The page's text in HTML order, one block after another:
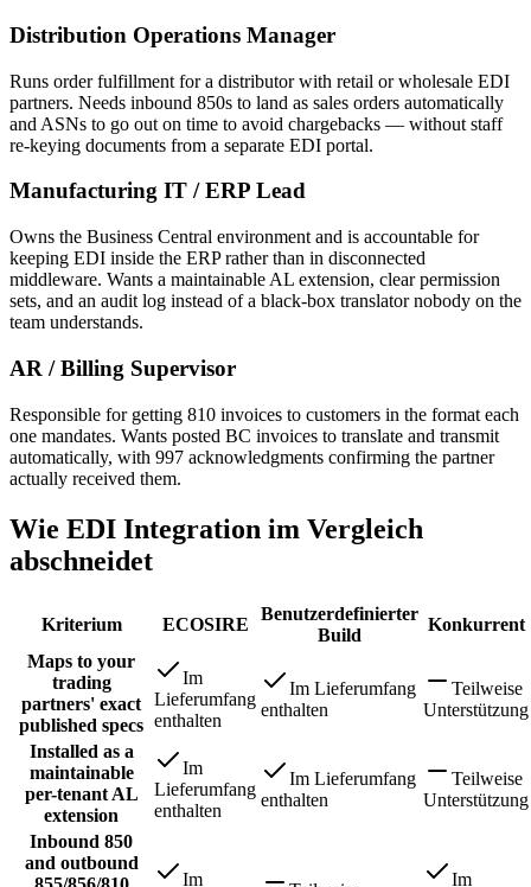
Distribution Operations Manager
Runs order fulfillment for a distributor with retail or wholesale EDI
partners. Needs inbound 850s to land as sales orders automatically
and ASNs to go out on time to avoid chargebacks — without staff
re-keying documents from a separate EDI portal.
Manufacturing IT / ERP Lead
Owns the Business Central environment and is accountable for
keeping EDI inside the ERP rather than in disconnected
middleware. Wants a maintainable AL extension, clear permission
sets, and an audit log instead of a black-box translator nobody on the
team understands.
AR / Billing Supervisor
Responsible for getting 810 invoices to customers in the format each
one mandates. Wants posted BC invoices to translate and transmit
automatically, with 997 acknowledgments confirming the partner
actually received them.
Wie EDI Integration im Vergleich
abschneidet
Kriterium ECOSIRE
Benutzerdefinierter
Build
Konkurrent
Maps to your
trading
partners' exact
published specs
Im
Lieferumfang
enthalten
Im Lieferumfang
enthalten
Teilweise
Unterstützung
Installed as a
maintainable
per-tenant AL
extension
Im
Lieferumfang
enthalten
Im Lieferumfang
enthalten
Teilweise
Unterstützung
Inbound 850
and outbound
Im
Im